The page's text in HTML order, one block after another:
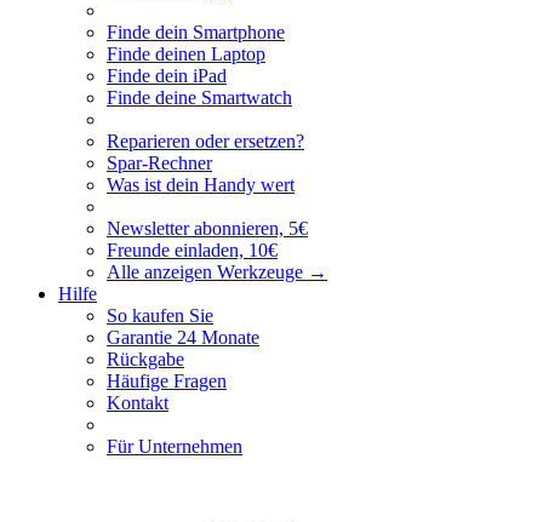
Finde dein Smartphone
Finde deinen Laptop
Finde dein iPad
Finde deine Smartwatch
Reparieren oder ersetzen?
Spar-Rechner
Was ist dein Handy wert
Newsletter abonnieren, 5€
Freunde einladen, 10€
Alle anzeigen Werkzeuge →
Hilfe
So kaufen Sie
Garantie 24 Monate
Rückgabe
Häufige Fragen
Kontakt
Für Unternehmen